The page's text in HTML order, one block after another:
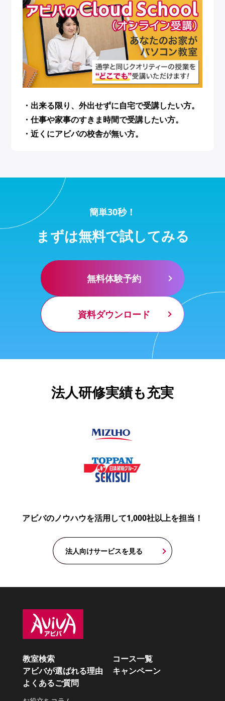
・出来る限り、外出せずに自宅で受講したい方。
・仕事や家事のすきま時間で受講したい方。
・近くにアビバの校舎が無い方。
簡単30秒！
まずは無料で試してみる
無料体験予約
資料ダウンロード
法人研修実績も充実
アビバのノウハウを活用して1,000社以上を担当！
法人向けサービスを見る
教室検索
コース一覧
アビバが選ばれる理由
キャンペーン
よくあるご質問